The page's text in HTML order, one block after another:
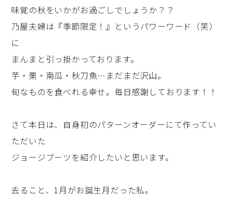
味覚の秋をいかがお過ごしでしょうか？？
乃屋夫婦は『季節限定！』というパワーワード（笑）
に
まんまと引っ掛かっております。
芋・栗・南瓜・秋刀魚…まだまだ沢山。
旬なものを食べれる幸せ。毎日感謝しております！！
さて本日は、自身初のパターンオーダーにて作ってい
ただいた
ジョージブーツを紹介したいと思います。
去ること、1月がお誕生月だった私。